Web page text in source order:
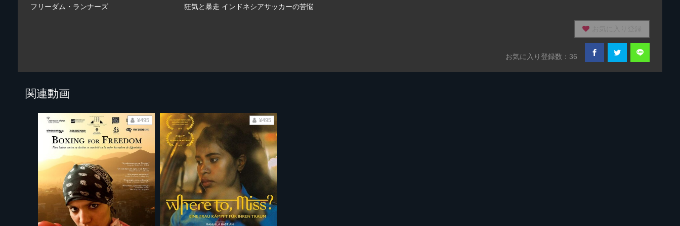
フリーダム・ランナーズ 狂気と暴走 インドネシアサッカーの苦悩
お気に入り登録数：36
関連動画
¥495 ¥495